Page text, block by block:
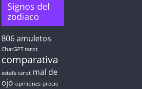
Signos del
zodiaco
806amuletos
ChatGPT tarot
comparativa
estafa tarot mal de
ojo opiniones precio